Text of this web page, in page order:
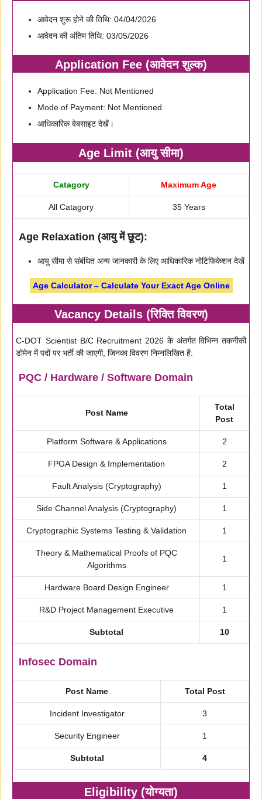
आवेदन शुरू होने की तिथि: 04/04/2026
आवेदन की अंतिम तिथि: 03/05/2026
Application Fee (आवेदन शुल्क)
Application Fee: Not Mentioned
Mode of Payment: Not Mentioned
आधिकारिक वेबसाइट देखें।
Age Limit (आयु सीमा)
Catagory Maximum Age
All Catagory 35 Years
Age Relaxation (आयु में छूट):
आयु सीमा से संबंधित अन्य जानकारी के लिए आधिकारिक नोटिफिकेशन देखें
Age Calculator – Calculate Your Exact Age Online
Vacancy Details (रिक्ति विवरण)
C-DOT Scientist B/C Recruitment 2026 के अंतर्गत विभिन्न तकनीकी
डोमेन में पदों पर भर्ती की जाएगी, जिनका विवरण निम्नलिखित है:
PQC / Hardware / Software Domain
Post Name
Total
Post
Platform Software & Applications 2
FPGA Design & Implementation 2
Fault Analysis (Cryptography) 1
Side Channel Analysis (Cryptography) 1
Cryptographic Systems Testing & Validation 1
Theory & Mathematical Proofs of PQC
Algorithms
1
Hardware Board Design Engineer 1
R&D Project Management Executive 1
Subtotal 10
Infosec Domain
Post Name Total Post
Incident Investigator 3
Security Engineer 1
Subtotal 4
Eligibility (योग्यता)